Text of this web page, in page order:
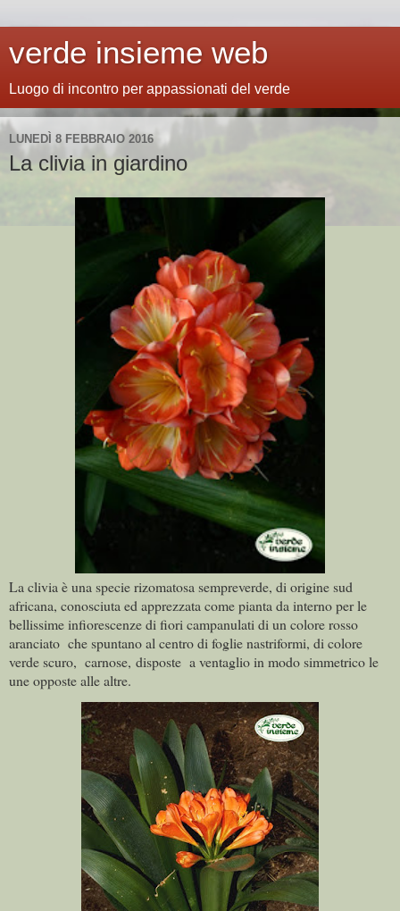
verde insieme web
Luogo di incontro per appassionati del verde
LUNEDÌ 8 FEBBRAIO 2016
La clivia in giardino
La clivia è una specie rizomatosa sempreverde, di origine sud
africana, conosciuta ed apprezzata come pianta da interno per le
bellissime infiorescenze di fiori campanulati di un colore rosso
aranciato che spuntano al centro di foglie nastriformi, di colore
verde scuro, carnose, disposte a ventaglio in modo simmetrico le
une opposte alle altre.